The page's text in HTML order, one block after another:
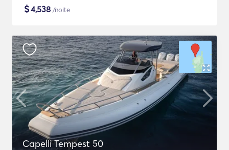
$4,538 /noite
Capelli Tempest 50